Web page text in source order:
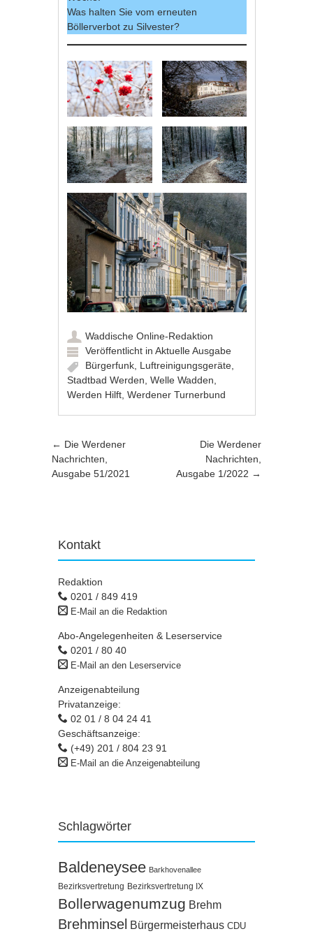
Was halten Sie vom erneuten
Böllerverbot zu Silvester?
Waddische Online-Redaktion
Veröffentlicht inAktuelle Ausgabe
Bürgerfunk Luftreinigungsgeräte
Stadtbad Werden ,Welle Wadden
Werden Hilft ,Werdener Turnerbund
Artikel-Navigation
← Die Werdener
Nachrichten,
Ausgabe 51/2021
Die Werdener
Nachrichten,
Ausgabe 1/2022 →
Kontakt
Redaktion
0201 / 849 419
E-Mail an die Redaktion
Abo-Angelegenheiten & Leserservice
0201 / 80 40
E-Mail an den Leserservice
Anzeigenabteilung
Privatanzeige:
02 01 / 8 04 24 41
Geschäftsanzeige:
(+49) 201 / 804 23 91
E-Mail an die Anzeigenabteilung
Schlagwörter
Baldeneysee Barkhovenallee
Bezirksvertretung Bezirksvertretung IX
Bollerwagenumzug Brehm
Brehminsel Bürgermeisterhaus CDU